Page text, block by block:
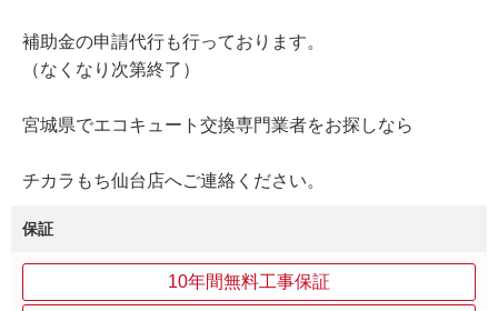
補助金の申請代行も行っております。
（なくなり次第終了）
宮城県でエコキュート交換専門業者をお探しなら
チカラもち仙台店へご連絡ください。
保証
10年間無料工事保証